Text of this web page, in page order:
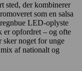
sted, der kombinerer
som en salsa
LED-oplyste
er opfordret – og ofte
sker noget for unge
af nationalt og